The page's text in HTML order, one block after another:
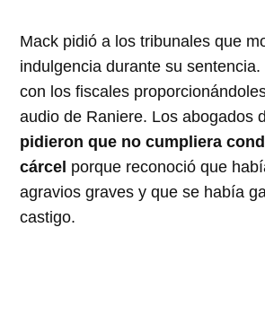
Mack pidió a los tribunales que
indulgencia durante su
con los fiscales
audio de Raniere. Los abogados
pidieron que no cumpliera
cárcel porque reconoció que
agravios graves y que se había
castigo.